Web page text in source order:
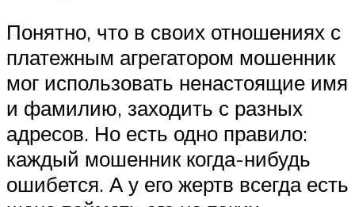
Понятно, что в своих отношениях с
платежным агрегатором мошенник
мог использовать ненастоящие имя
и фамилию, заходить с разных
адресов. Но есть одно правило:
каждый мошенник когда-нибудь
ошибется. А у его жертв всегда есть